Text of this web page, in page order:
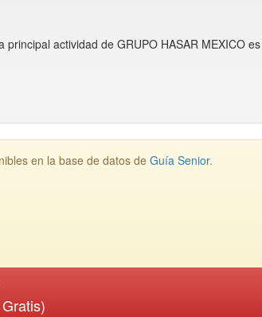
principal actividad de GRUPO HASAR MEXICO
en la base de datos de Guía Senior.